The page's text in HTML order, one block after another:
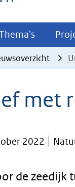
Thema's
met
2022
de zeedijk